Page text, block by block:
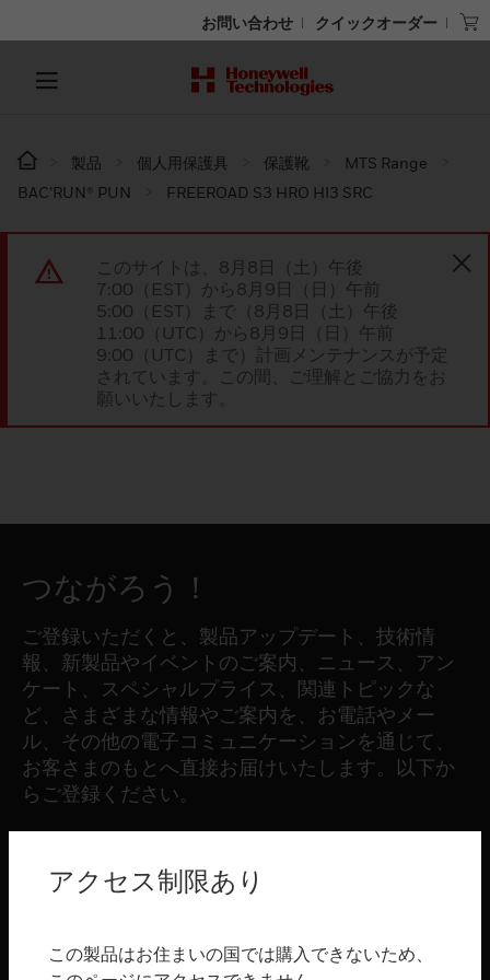
お問い合わせ クイックオーダー
製品 個人用保護具 保護靴
MTS Range
BAC’RUN® PUN
FREEROAD S3 HRO HI3 SRC
このサイトは、8月8日（土）午後
7:00（EST）から8月9日（日）午前
5:00（EST）まで（8月8日（土）午後
11:00（UTC）から8月9日（日）午前
9:00（UTC）まで）計画メンテナンスが予定
されています。この間、ご理解とご協力をお
願いいたします。
つながろう！
ご登録いただくと、製品アップデート、技術情
報、新製品やイベントのご案内、ニュース、アン
ケート、スペシャルプライス、関連トピックな
ど、さまざまな情報やご案内を、お電話やメー
ル、その他の電子コミュニケーションを通じて、
お客さまのもとへ直接お届けいたします。以下か
らご登録ください。
toggle view
アクセス制限あり
この製品はお住まいの国では購入できないため、